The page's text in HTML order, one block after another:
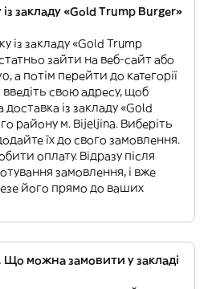
закладу «Gold Trump Burger»
із закладу «Gold Trump
зайти на веб-сайт або
а потім перейти до категорії
введіть свою адресу, щоб
із закладу «Gold
району м. Bijeljina. Виберіть
їх до свого замовлення.
оплату. Відразу після
замовлення, і вже
його прямо до ваших
Що можна замовити у закладі